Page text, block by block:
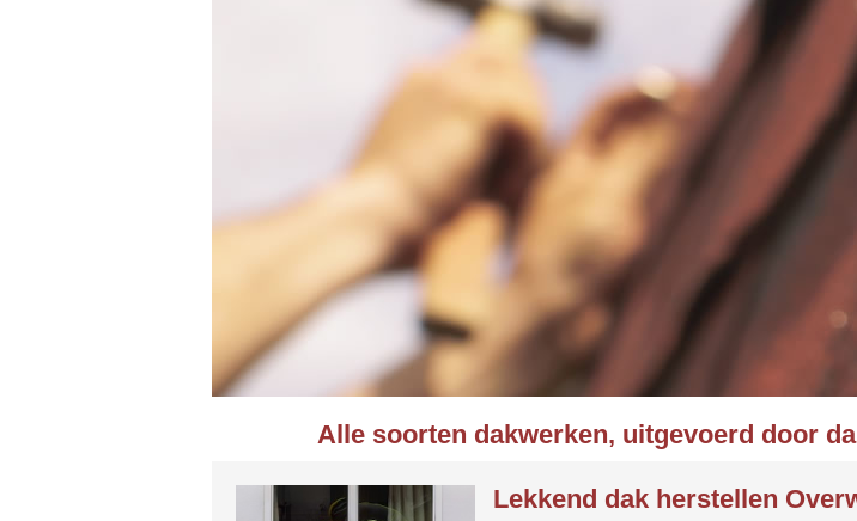
Alle soorten dakwerken, uitgevoerd door
Lekkend dak herstellen